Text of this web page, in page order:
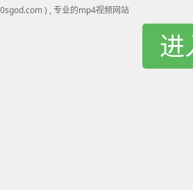
) , 专业的mp4视频网站
进